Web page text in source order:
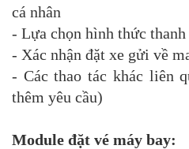
cá nhân
- Lựa chọn hình thức thanh
- Xác nhận đặt xe gửi về
- Các thao tác khác liên
thêm yêu cầu)
Module đặt vé máy bay: